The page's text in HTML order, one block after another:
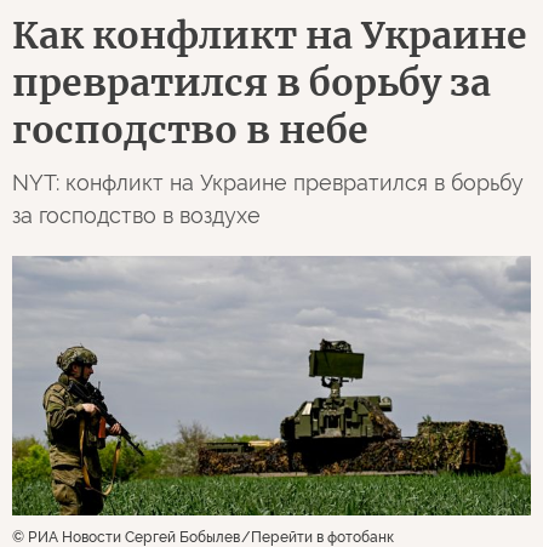
Как конфликт на Украине
превратился в борьбу за
господство в небе
NYT: конфликт на Украине превратился в борьбу
за господство в воздухе
© РИА Новости Сергей Бобылев Перейти в фотобанк